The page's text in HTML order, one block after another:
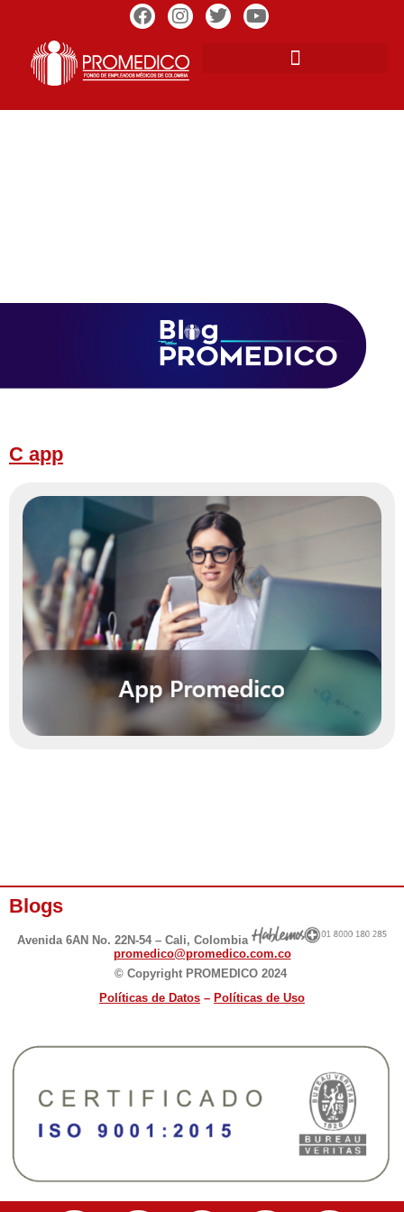
C app
Blogs
Avenida 6AN No. 22N-54 – Cali, Colombia
promedico@promedico.com.co
© Copyright PROMEDICO 2024
Políticas de Datos – Políticas de Uso